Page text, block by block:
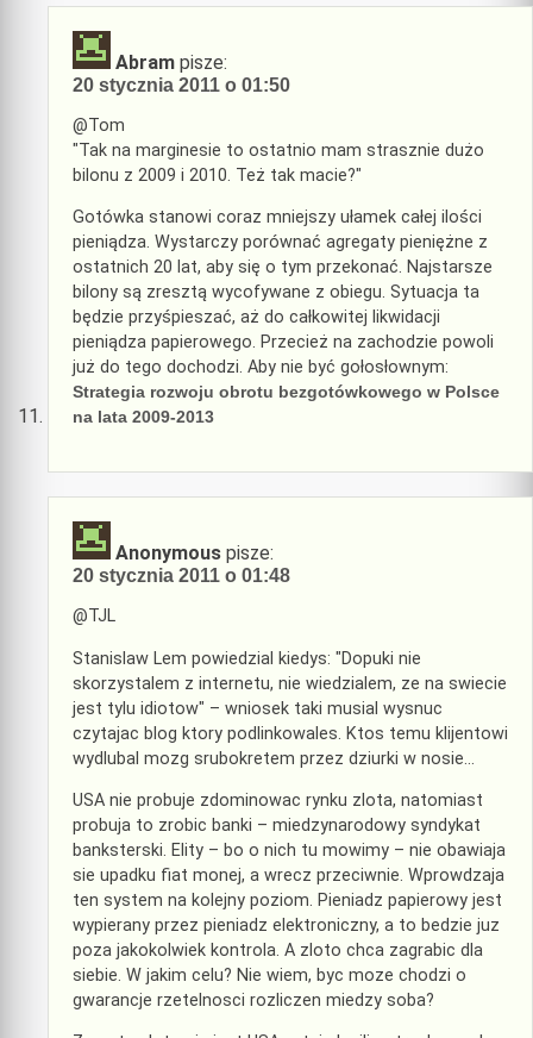
Abram pisze:
20 stycznia 2011 o 01:50
@Tom
"Tak na marginesie to ostatnio mam strasznie dużo
bilonu z 2009 i 2010. Też tak macie?"
Gotówka stanowi coraz mniejszy ułamek całej ilości
pieniądza. Wystarczy porównać agregaty pieniężne z
ostatnich 20 lat, aby się o tym przekonać. Najstarsze
bilony są zresztą wycofywane z obiegu. Sytuacja ta
będzie przyśpieszać, aż do całkowitej likwidacji
pieniądza papierowego. Przecież na zachodzie powoli
już do tego dochodzi. Aby nie być gołosłownym:
Strategia rozwoju obrotu bezgotówkowego w Polsce
na lata 2009-2013
Anonymous pisze:
20 stycznia 2011 o 01:48
@TJL
Stanislaw Lem powiedzial kiedys: "Dopuki nie
skorzystalem z internetu, nie wiedzialem, ze na swiecie
jest tylu idiotow" – wniosek taki musial wysnuc
czytajac blog ktory podlinkowales. Ktos temu klijentowi
wydlubal mozg srubokretem przez dziurki w nosie…
USA nie probuje zdominowac rynku zlota, natomiast
probuja to zrobic banki – miedzynarodowy syndykat
banksterski. Elity – bo o nich tu mowimy – nie obawiaja
sie upadku fiat monej, a wrecz przeciwnie. Wprowdzaja
ten system na kolejny poziom. Pieniadz papierowy jest
wypierany przez pieniadz elektroniczny, a to bedzie juz
poza jakokolwiek kontrola. A zloto chca zagrabic dla
siebie. W jakim celu? Nie wiem, byc moze chodzi o
gwarancje rzetelnosci rozliczen miedzy soba?